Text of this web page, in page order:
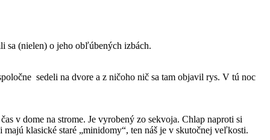
sa (nielen) o jeho obľúbených izbách.
sedeli na dvore a z ničoho nič sa tam objavil rys. V tú noc
v dome na strome. Je vyrobený zo sekvoja. Chlap naproti si
klasické staré „minidomy“, ten náš je v skutočnej veľkosti.